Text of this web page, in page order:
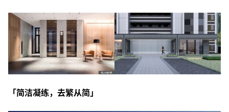
「简洁凝练，去繁从简」